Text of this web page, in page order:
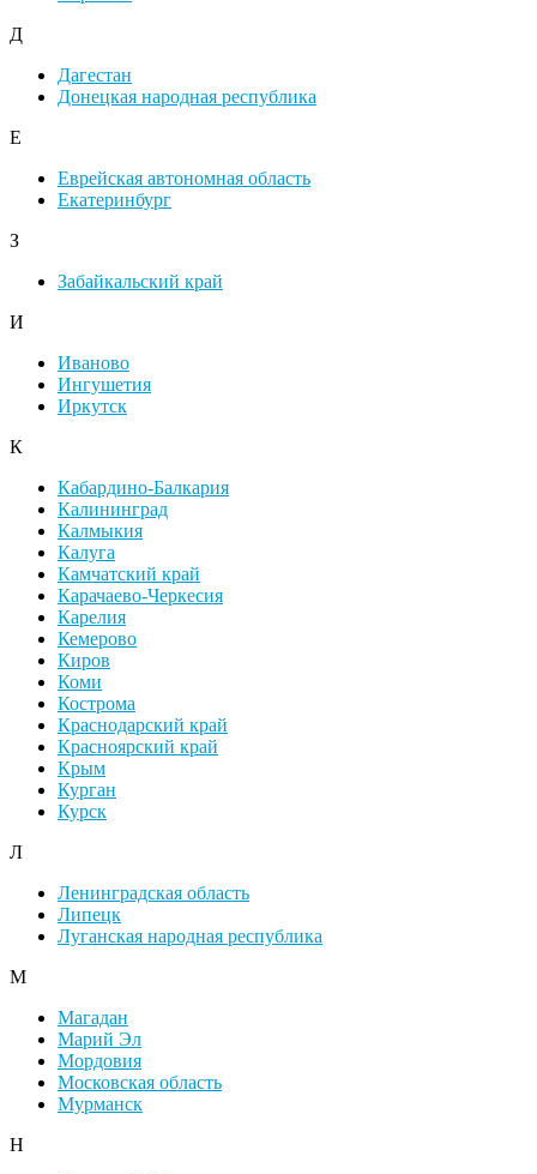
Д
Дагестан
Донецкая народная республика
Е
Еврейская автономная область
Екатеринбург
З
Забайкальский край
И
Иваново
Ингушетия
Иркутск
К
Кабардино-Балкария
Калининград
Калмыкия
Калуга
Камчатский край
Карачаево-Черкесия
Карелия
Кемерово
Киров
Коми
Кострома
Краснодарский край
Красноярский край
Крым
Курган
Курск
Л
Ленинградская область
Липецк
Луганская народная республика
М
Магадан
Марий Эл
Мордовия
Московская область
Мурманск
Н